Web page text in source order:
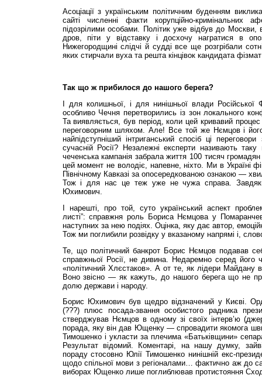
Асоціації з українським політичним буденням
сайті численні факти корупційно-кримінальних
підозрілими особами. Політик уже відбув до Москви,
дров, піти у відставку і досхочу награтися в
Нижегородщині слідчі й судді все ще розгрібали
яких стирчали вуха та решта кінцівок кандидата
Так що ж прибилося до нашого берега?
І для колишньої, і для нинішньої влади Російської
особливо Чечня перетворились із зон локального
Та виявляється, був період, коли цей кривавий
переговорним шляхом. Але! Все той же Нємцов і
найпідступніший інтриганський спосіб ці
сучасній Росії? Незалежні експерти називають
чеченська кампанія забрала життя 100 тисяч
цей момент не володіє, напевне, ніхто. Ми в Україні
Північному Кавказі за опосередкованою ознакою —
Тож і для нас це теж уже не чужа справа.
Юхимович.
І нарешті, про той, суто український аспект
листі”: справжня роль Бориса Нємцова у
наступних за нею подіях. Оцінка, яку дає автор,
Тож ми поглибили розвідку у вказаному напрямі і,
Те, що політичний банкрот Борис Нємцов подавав
справжньої Росії, не дивина. Недаремно серед його
«політичний Хлєстаков». А от те, як лідери Майдану
Воно звісно — як кажуть, до нашого берега що не
долю держави і народу.
Борис Юхимович був щедро відзначений у Києві.
(???) плюс посада-звання особистого радника
стверджував Нємцов в одному зі своїх інтерв’ю
порада, яку він дав Ющенку — спровадити якомога
Тимошенко і укласти за плечима «Батьківщини»
Результат відомий. Коментарі, на нашу думку,
пораду стосовно Юлії Тимошенко нинішній екс-
щодо спільної мови з регіоналами… фактично аж до
виборах Ющенко лише поглиблював протистояння